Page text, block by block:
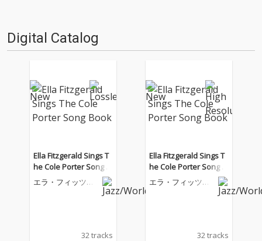
Digital Catalog
Ella Fitzgerald Sings T
he Cole Porter Song B
ook
エラ・フィッツジ
32 tracks
Ella Fitzgerald Sings T
he Cole Porter Song B
ook
エラ・フィッツジ
32 tracks